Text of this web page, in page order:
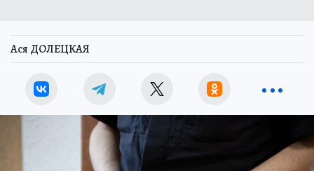
Ася ДОЛЕЦКАЯ